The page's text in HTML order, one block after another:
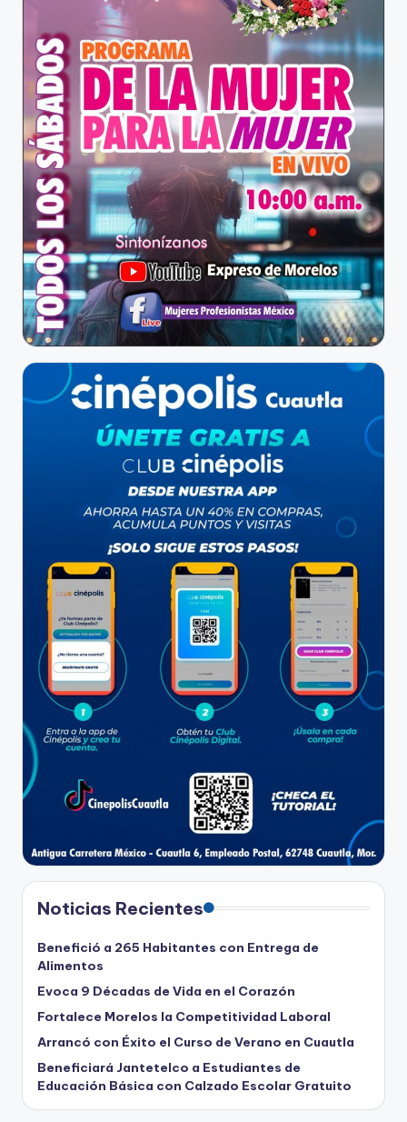
Noticias Recientes
Benefició a 265 Habitantes con Entrega de
Alimentos
Evoca 9 Décadas de Vida en el Corazón
Fortalece Morelos la Competitividad Laboral
Arrancó con Éxito el Curso de Verano en Cuautla
Beneficiará Jantetelco a Estudiantes de
Educación Básica con Calzado Escolar Gratuito